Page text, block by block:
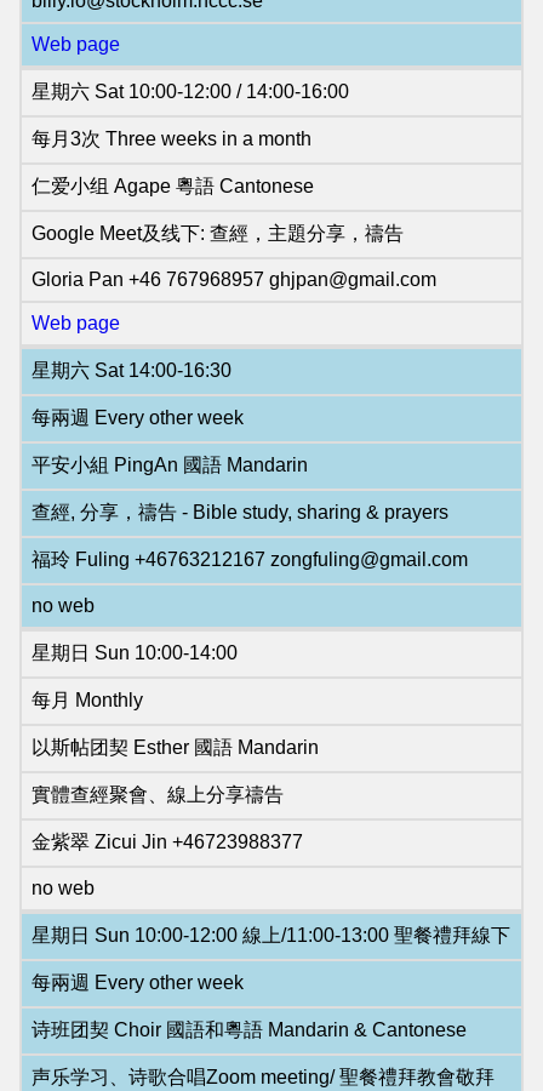
Web page
星期六 Sat 10:00-12:00 / 14:00-16:00
每月3次 Three weeks in a month
仁爱小组 Agape 粵語 Cantonese
Google Meet及线下: 查經，主題分享，禱告
Gloria Pan +46 767968957 ghjpan@gmail.com
Web page
星期六 Sat 14:00-16:30
每兩週 Every other week
平安小組 PingAn 國語 Mandarin
查經, 分享，禱告 - Bible study, sharing & prayers
福玲 Fuling +46763212167 zongfuling@gmail.com
no web
星期日 Sun 10:00-14:00
每月 Monthly
以斯帖团契 Esther 國語 Mandarin
實體查經聚會、線上分享禱告
金紫翠 Zicui Jin +46723988377
no web
星期日 Sun 10:00-12:00 線上/11:00-13:00 聖餐禮拜線下
每兩週 Every other week
诗班团契 Choir 國語和粵語 Mandarin & Cantonese
声乐学习、诗歌合唱Zoom meeting/ 聖餐禮拜教會敬拜